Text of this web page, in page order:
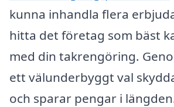
kunna inhandla flera
hitta det företag som bäst
med din takrengöring.
ett välunderbyggt val
och sparar pengar i